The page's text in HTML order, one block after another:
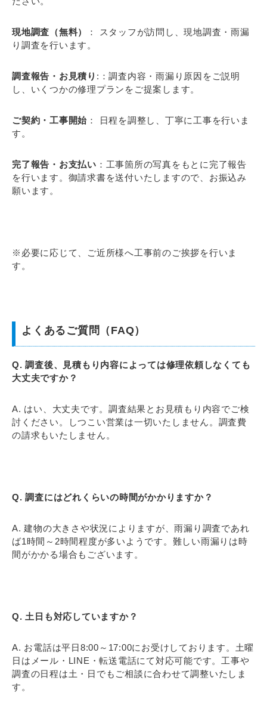
現地調査（無料）
： スタッフが訪問し、現地調査・雨漏
り調査を行います。
調査報告・お見積り :：調査内容・雨漏り原因をご説明
し、いくつかの修理プランをご提案します。
ご契約・工事開始 ： 日程を調整し、丁寧に工事を行いま
す。
完了報告・お支払い ：工事箇所の写真をもとに完了報告
を行います。御請求書を送付いたしますので、お振込み
願います。
※必要に応じて、ご近所様へ工事前のご挨拶を行いま
す。
よくあるご質問（FAQ）
Q. 調査後、見積もり内容によっては修理依頼しなくても
大丈夫ですか？
A. はい、大丈夫です。調査結果とお見積もり内容でご検
討ください。しつこい営業は一切いたしません。調査費
の請求もいたしません。
Q. 調査にはどれくらいの時間がかかりますか？
A. 建物の大きさや状況によりますが、雨漏り調査であれ
ば1時間～2時間程度が多いようです。難しい雨漏りは時
間がかかる場合もございます。
Q. 土日も対応していますか？
A. お電話は平日8:00～17:00にお受けしております。土曜
日はメール・LINE・転送電話にて対応可能です。工事や
調査の日程は土・日でもご相談に合わせて調整いたしま
す。